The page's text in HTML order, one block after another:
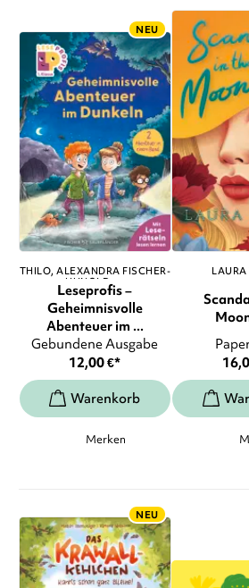
NEU
THILO ALEXANDRA FISCHER-
HUNOLD, ...
Leseprofis –
Geheimnisvolle
Abenteuer im ...
Gebundene Ausgabe
12,00€*
Merken
NEU